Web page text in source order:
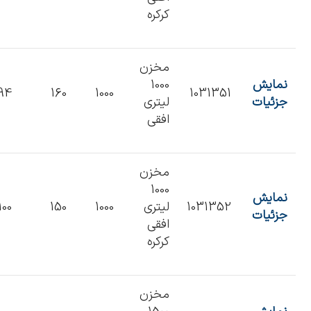
کرکره
نمایش
جزئیات
1031351
مخزن
1000
لیتری
افقی
1000
160
نمایش
جزئیات
1031352
مخزن
1000
لیتری
افقی
کرکره
1000
150
مخزن